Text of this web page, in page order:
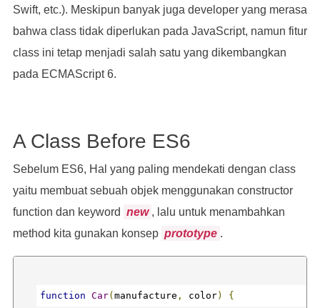
Swift, etc.). Meskipun banyak juga developer yang merasa
bahwa class tidak diperlukan pada JavaScript, namun fitur
class ini tetap menjadi salah satu yang dikembangkan
pada ECMAScript 6.
A Class Before ES6
Sebelum ES6, Hal yang paling mendekati dengan class
yaitu membuat sebuah objek menggunakan constructor
function dan keyword new , lalu untuk menambahkan
method kita gunakan konsep prototype .
function Car(manufacture , color) {